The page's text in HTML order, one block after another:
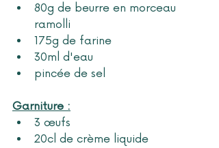
80g de beurre en morceau
ramolli
175g de farine
30ml d'eau
pincée de sel
Garniture :
3 œufs
20cl de crème liquide